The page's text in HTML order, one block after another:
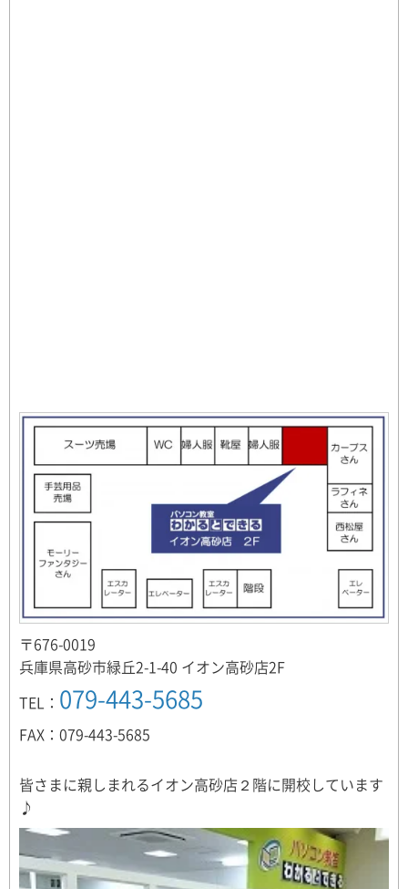
〒676-0019
兵庫県高砂市緑丘2-1-40 イオン高砂店2F
TEL： 079-443-5685
FAX：079-443-5685
皆さまに親しまれるイオン高砂店２階に開校しています
♪